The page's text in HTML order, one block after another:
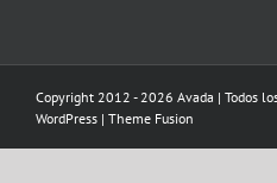
Copyright 2012 - 2026 Avada | Todos
WordPress | Theme Fusion